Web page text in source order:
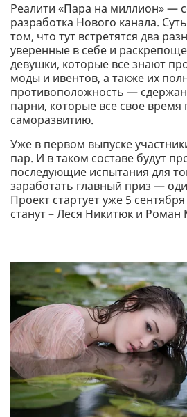
Реалити «Пара на миллион» —
разработка Нового канала.
том, что тут встретятся два
уверенные в себе и
девушки, которые все знают
моды и ивентов, а также их
противоположность —
парни, которые все свое
саморазвитию.
Уже в первом выпуске
пар. И в таком составе будут
последующие испытания для
заработать главный приз —
Проект стартует уже 5
станут – Леся Никитюк и